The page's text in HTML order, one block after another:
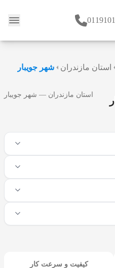
وبلاگ
استان مازندران شهر جویبار
استان مازندران — شهر جویبار
کیفیت و سرعت کار